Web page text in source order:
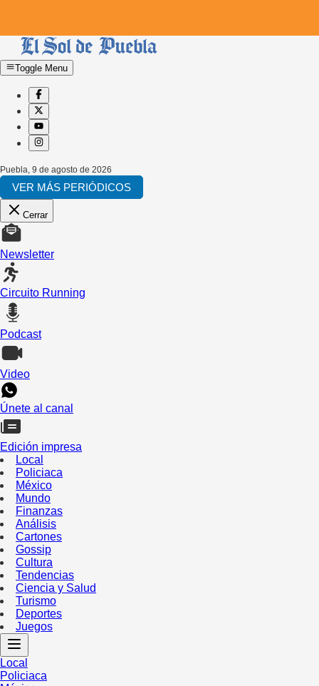
Toggle Menu
Puebla 9 de agosto de 2026
VER MÁS PERIÓDICOS
Cerrar
Newsletter
Circuito Running
Podcast
Video
Únete al canal
Edición impresa
Local
Policiaca
México
Mundo
Finanzas
Análisis
Cartones
Gossip
Cultura
Tendencias
Ciencia y Salud
Turismo
Deportes
Juegos
Local
Policiaca